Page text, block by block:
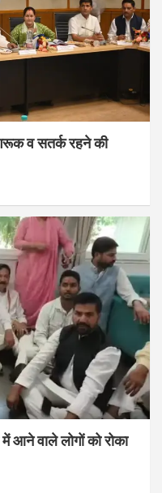
व सतर्क रहने की
आने वाले लोगों को रोका